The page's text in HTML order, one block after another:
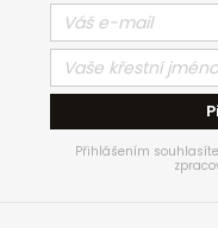
Přihlášením